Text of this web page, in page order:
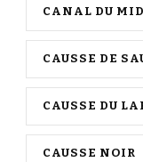
CANAL DU
CAUSSE DE
CAUSSE DU
CAUSSE NOIR